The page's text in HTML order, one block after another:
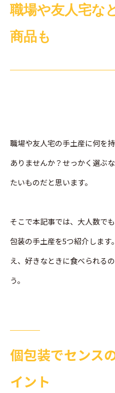
職場や友人宅な
商品も
職場や友人宅の手土産に何を
ありませんか？せっかく選ぶ
たいものだと思います。
そこで本記事では、大人数で
包装の手土産を5つ紹介します
え、好きなときに食べられる
う。
個包装でセンス
イント